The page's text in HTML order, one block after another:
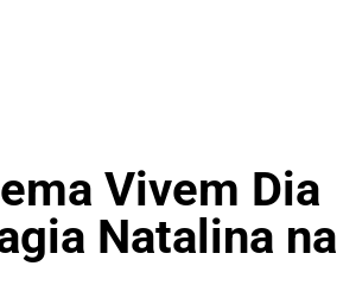
Vivem Dia
Natalina na